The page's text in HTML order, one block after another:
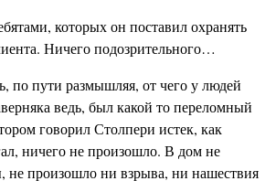
которых он поставил охранять
Ничего подозрительного…
по пути размышляя, от чего у людей
ведь, был какой то переломный
говорил Столпери истек, как
ничего не произошло. В дом не
не произошло ни взрыва, ни нашествия